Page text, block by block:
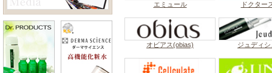
エミュール ドクター
オビアス(obias) ジュディ